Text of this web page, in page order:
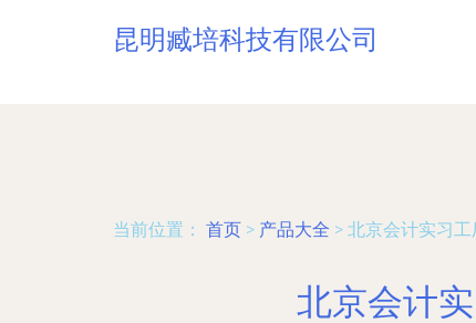
昆明臧培科技有限公司
当前位置： 首页 > 产品大全 > 北京会计实习
北京会计